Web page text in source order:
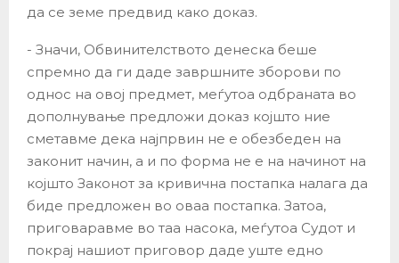
да се земе предвид како доказ.
​- Значи, Обвинителството денеска беше
спремно да ги даде завршните зборови по
однос на овој предмет, меѓутоа одбраната во
дополнување предложи доказ којшто ние
сметавме дека најпрвин не е обезбеден на
законит начин, а и по форма не е на начинот на
којшто Законот за кривична постапка налага да
биде предложен во оваа постапка. Затоа,
приговаравме во таа насока, меѓутоа Судот и
покрај нашиот приговор даде уште едно